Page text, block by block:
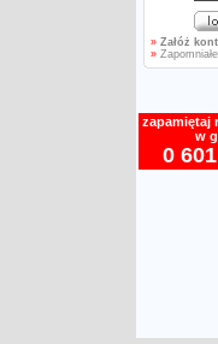
» Załóż
»
zapamiętaj
w
0